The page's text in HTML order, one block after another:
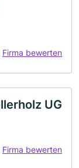
Firma bewerten
UG
Firma bewerten